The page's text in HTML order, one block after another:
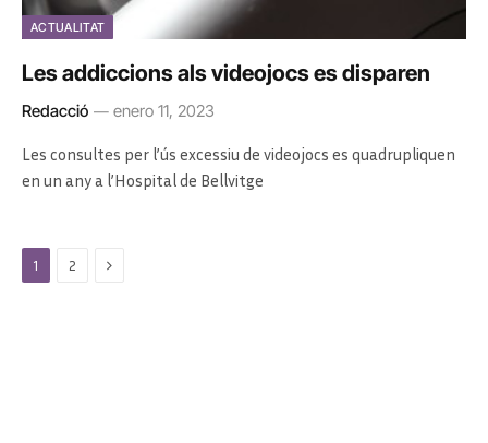
ACTUALITAT
Les addiccions als videojocs es disparen
Redacció enero 11, 2023
Les consultes per l’ús excessiu de videojocs es quadrupliquen
en un any a l’Hospital de Bellvitge
1 2 Next